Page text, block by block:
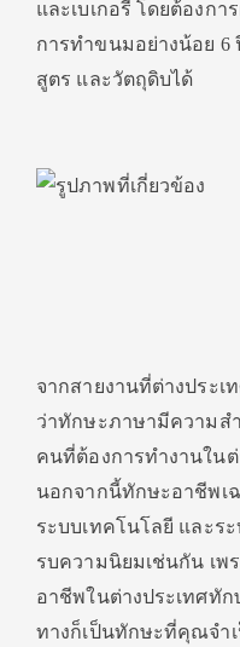
และเบเกอรี่ โดยต้องก
การทำขนมอย่างน้อย 6
สูตร และวัตถุดิบได้
จากสายงานที่ต่างประเ
ว่าทักษะภาษามีความส
คนที่ต้องการทำงานใน
นอกจากนี้ทักษะอาชีพเ
ระบบเทคโนโลยี และร
รบความนิยมเช่นกัน เ
อาชีพในต่างประเทศทั
ทางก็เป็นทักษะที่คุณจำ